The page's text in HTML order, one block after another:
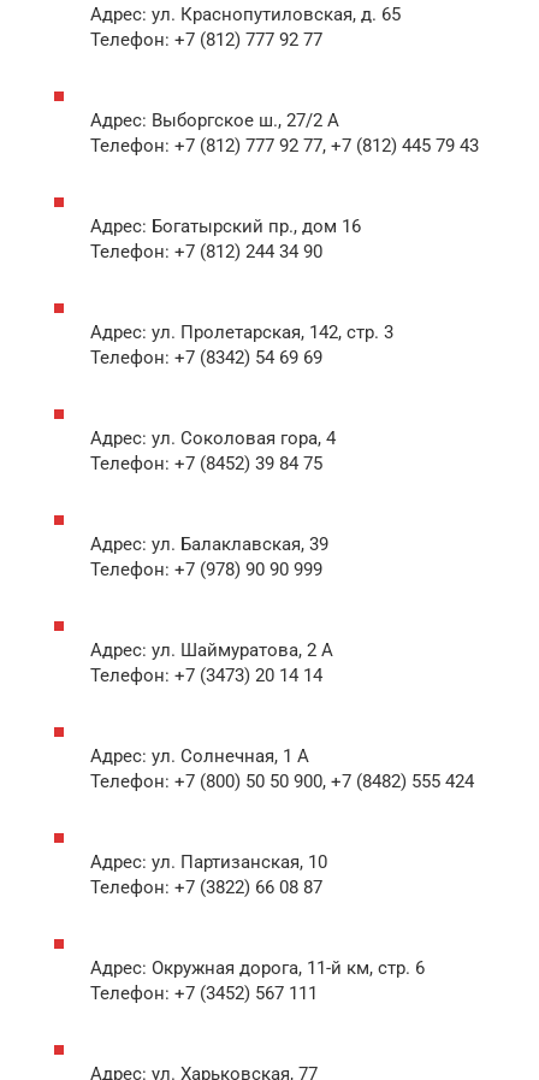
Адрес: ул. Краснопутиловская, д. 65
Телефон: +7 (812) 777 92 77
Адрес: Выборгское ш., 27/2 А
Телефон: +7 (812) 777 92 77, +7 (812) 445 79 43
Адрес: Богатырский пр., дом 16
Телефон: +7 (812) 244 34 90
Адрес: ул. Пролетарская, 142, стр. 3
Телефон: +7 (8342) 54 69 69
Адрес: ул. Соколовая гора, 4
Телефон: +7 (8452) 39 84 75
Адрес: ул. Балаклавская, 39
Телефон: +7 (978) 90 90 999
Адрес: ул. Шаймуратова, 2 А
Телефон: +7 (3473) 20 14 14
Адрес: ул. Солнечная, 1 А
Телефон: +7 (800) 50 50 900, +7 (8482) 555 424
Адрес: ул. Партизанская, 10
Телефон: +7 (3822) 66 08 87
Адрес: Окружная дорога, 11-й км, стр. 6
Телефон: +7 (3452) 567 111
Адрес: ул. Харьковская, 77